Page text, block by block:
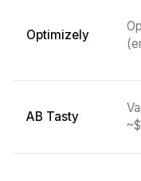
Optimizely
AB Tasty